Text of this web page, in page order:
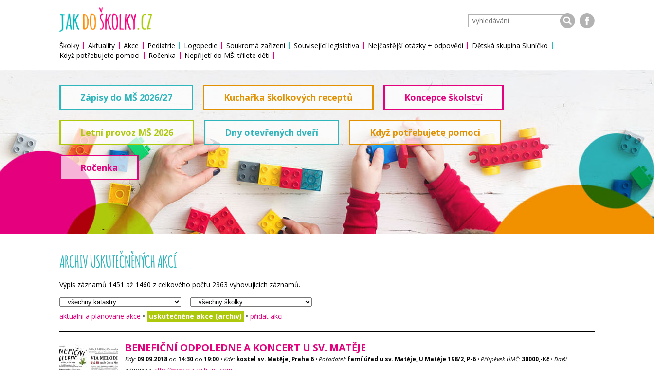
Školky Aktuality Akce Pediatrie Logopedie Soukromá zařízení Související legislativa Nejčastější otázky + odpovědi
Dětská skupina Sluníčko
Když potřebujete pomoci
Ročenka Nepřijetí do MŠ: tříleté děti
Zápisy do MŠ 2026/27 Kuchařka školkových receptů Koncepce školství
Letní provoz MŠ 2026 Dny otevřených dveří Když potřebujete pomoci
Ročenka
ARCHIV USKUTEČNĚNÝCH AKCÍ
Výpis záznamů 1451 až 1460 z celkového počtu 2363 vyhovujících záznamů.
aktuální a plánované akce • uskutečněné akce (archiv) • přidat akci
BENEFIČNÍ ODPOLEDNE A KONCERT U SV. MATĚJE
Kdy: 09.09.2018 od 14:30 do 19:00 • Kde: kostel sv. Matěje, Praha 6 • Pořadatel: farní úřad u sv. Matěje, U Matěje 198/2, P-6 • Příspěvek ÚMČ: 30000,-Kč • Další